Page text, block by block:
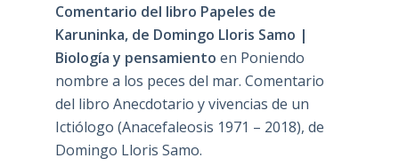
Comentario del libro Papeles de
Karuninka, de Domingo Lloris Samo |
Biología y pensamiento en Poniendo
nombre a los peces del mar. Comentario
del libro Anecdotario y vivencias de un
Ictiólogo (Anacefaleosis 1971 – 2018), de
Domingo Lloris Samo.